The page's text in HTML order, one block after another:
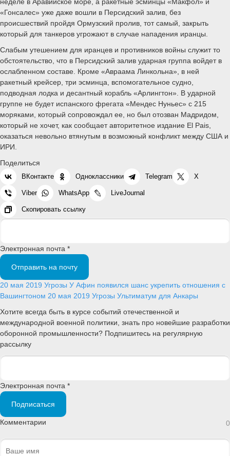
неделе в Аравийское море, а ракетные эсминцы «Макфол» и
«Гонсалес» уже даже вошли в Персидский залив, без
происшествий пройдя Ормузский пролив, тот самый, закрыть
который для танкеров угрожают в случае нападения иранцы.
Слабым утешением для иранцев и противников войны служит то
обстоятельство, что в Персидский залив ударная группа войдет в
ослабленном составе. Кроме «Авраама Линкольна», в ней
ракетный крейсер, три эсминца, вспомогательное судно,
подводная лодка и десантный корабль «Арлингтон». В ударной
группе не будет испанского фрегата «Мендес Нуньес» с 215
моряками, который сопровождал ее, но был отозван Мадридом,
который не хочет, как сообщает авторитетное издание El Pais,
оказаться невольно втянутым в возможный конфликт между США и
ИРИ.
Поделиться
ВКонтакте Одноклассники Telegram X
Viber WhatsApp LiveJournal
Скопировать ссылку
Электронная почта *
Отправить на почту
20 мая 2019 Угрозы У Афин появился шанс укрепить отношения с
Вашингтоном 20 мая 2019 Угрозы Ультиматум для Анкары
Хотите всегда быть в курсе событий отечественной и
международной военной политики, знать про новейшие разработки
оборонной промышленности? Подпишитесь на регулярную
рассылку
Электронная почта *
Подписаться
Комментарии 0